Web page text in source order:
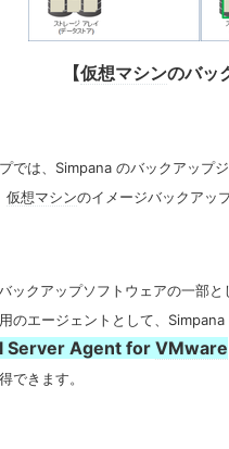
【仮想マシンのバッ
では、Simpana のバックアップ
仮想マシンのイメージバックアッ
ックアップソフトウェアの一部と
のエージェントとして、
Server Agent for VMware
できます。